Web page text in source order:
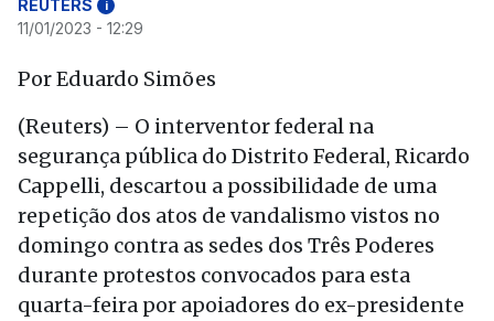
REUTERS i
11/01/2023 - 12:29
Por Eduardo Simões
(Reuters) – O interventor federal na
segurança pública do Distrito Federal, Ricardo
Cappelli, descartou a possibilidade de uma
repetição dos atos de vandalismo vistos no
domingo contra as sedes dos Três Poderes
durante protestos convocados para esta
quarta-feira por apoiadores do ex-presidente